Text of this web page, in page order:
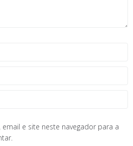
e site neste navegador para a